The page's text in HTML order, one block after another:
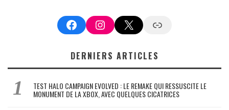
FacebookInstagram
X Google News
DERNIERS ARTICLES
TEST HALO CAMPAIGN EVOLVED : LE REMAKE QUI RESSUSCITE LE
MONUMENT DE LA XBOX, AVEC QUELQUES CICATRICES